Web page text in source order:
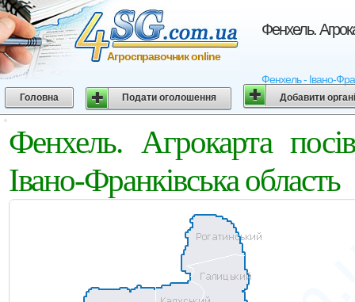
Фенхель.
Фенхель - Івано-
Агросправочник online
Головна Подати оголошення Добавити
Фенхель. Агрокарта
Івано-Франківська область